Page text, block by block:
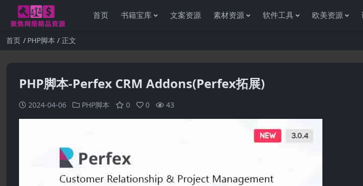
首页 书籍宝库 文案资源 素材资源 软件工具 欧美资源
首页 PHP脚本 正文
PHP脚本-Perfex CRM Addons(Perfex拓展)
2024-04-06 PHP脚本 0 0 43 感谢您访问资源杂货铺获取